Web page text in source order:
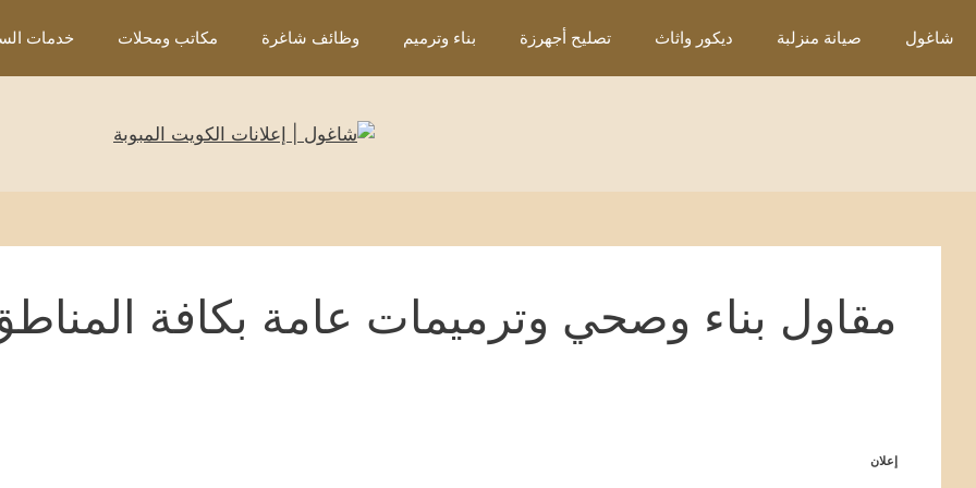
إلىشاغول صيانة منزلبة ديكور واثاث تصليح أجهرزة بناء وترميم وظائف شاغرة مكاتب ومحلات خدمات
مقاول بناء وصحي وترميمات عامة بكافة
إعلان